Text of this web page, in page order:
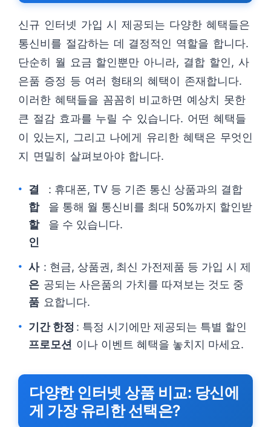
신규 인터넷 가입 시 제공되는 다양한 혜택들은
통신비를 절감하는 데 결정적인 역할을 합니다.
단순히 월 요금 할인뿐만 아니라, 결합 할인, 사
은품 증정 등 여러 형태의 혜택이 존재합니다.
이러한 혜택들을 꼼꼼히 비교하면 예상치 못한
큰 절감 효과를 누릴 수 있습니다. 어떤 혜택들
이 있는지, 그리고 나에게 유리한 혜택은 무엇인
지 면밀히 살펴보아야 합니다.
결
합
할
인
: 휴대폰, TV 등 기존 통신 상품과의 결합
을 통해 월 통신비를 최대 50%까지 할인받
을 수 있습니다.
사
은
품
: 현금, 상품권, 최신 가전제품 등 가입 시 제
공되는 사은품의 가치를 따져보는 것도 중
요합니다.
기간 한정
프로모션
: 특정 시기에만 제공되는 특별 할인
이나 이벤트 혜택을 놓치지 마세요.
다양한 인터넷 상품 비교: 당신에
게 가장 유리한 선택은?